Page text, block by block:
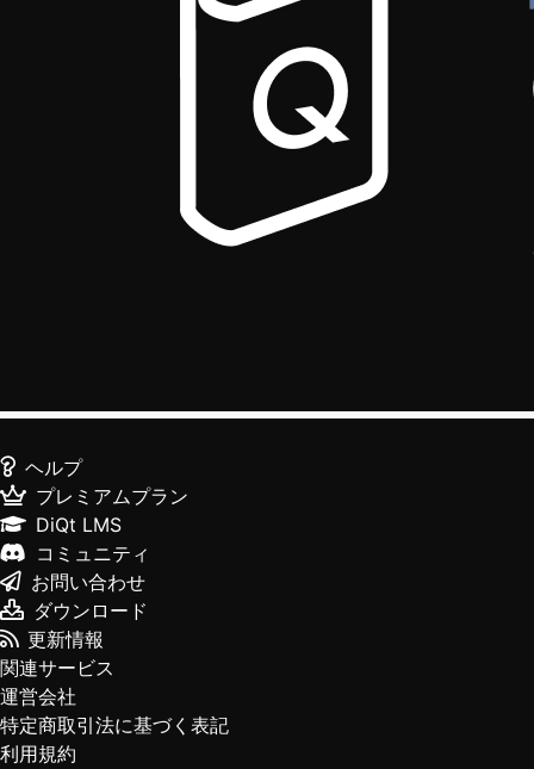
ヘルプ
プレミアムプラン
DiQt LMS
コミュニティ
お問い合わせ
ダウンロード
更新情報
関連サービス
運営会社
特定商取引法に基づく表記
利用規約